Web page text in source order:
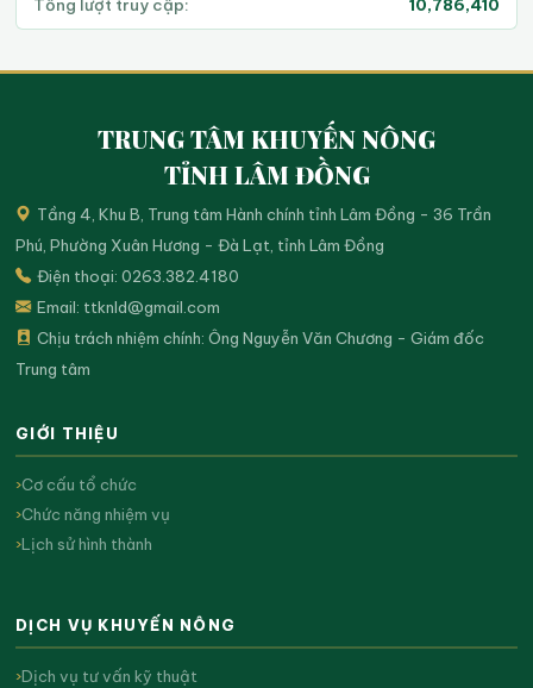
Tổng lượt truy cập:
10,786,410
TRUNG TÂM KHUYẾN NÔNG
TỈNH LÂM ĐỒNG
Tầng 4, Khu B, Trung tâm Hành chính tỉnh Lâm Đồng - 36 Trần
Phú, Phường Xuân Hương - Đà Lạt, tỉnh Lâm Đồng
Điện thoại: 0263.382.4180
Email: ttknld@gmail.com
Chịu trách nhiệm chính: Ông Nguyễn Văn Chương - Giám đốc
Trung tâm
GIỚI THIỆU
Cơ cấu tổ chức
Chức năng nhiệm vụ
Lịch sử hình thành
DỊCH VỤ KHUYẾN NÔNG
Dịch vụ tư vấn kỹ thuật